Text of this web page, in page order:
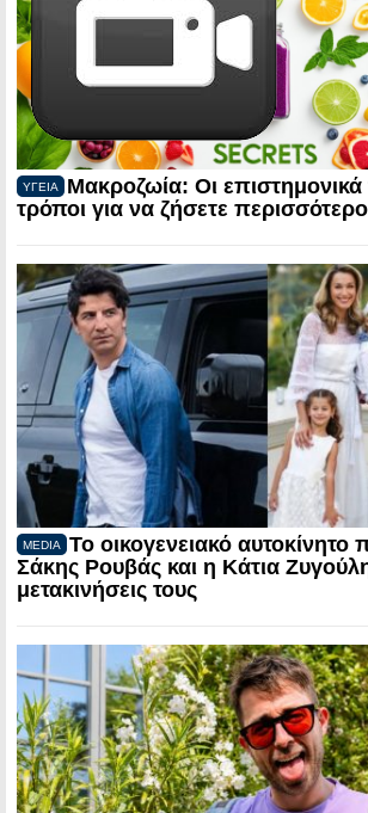
ΥΓΕΙΑ
Μακροζωία: Οι επιστημονικά
τρόποι για να ζήσετε
MEDIA
Το οικογενειακό αυτοκίνητο
Σάκης Ρουβάς και η Κάτια Ζυγούλη
μετακινήσεις τους